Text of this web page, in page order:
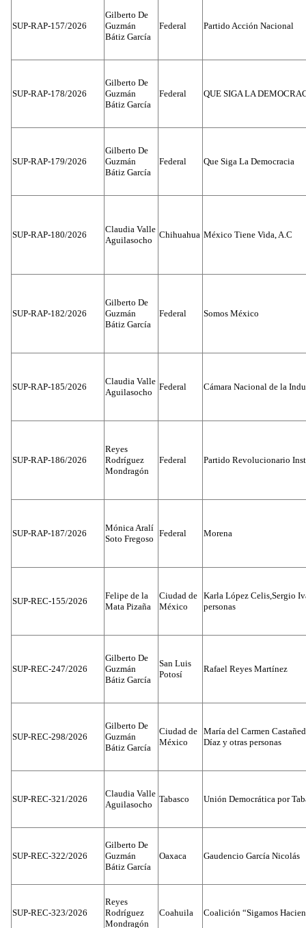
SUP-RAP-157/2026
Gilberto De
Guzmán
Bátiz García
Federal Partido Acción Nacional
SUP-RAP-178/2026
Gilberto De
Guzmán
Bátiz García
Federal QUE SIGA LA
SUP-RAP-179/2026
Gilberto De
Guzmán
Bátiz García
Federal Que Siga La Democracia
SUP-RAP-180/2026
Claudia Valle
Aguilasocho
Chihuahua México Tiene Vida, A.C
SUP-RAP-182/2026
Gilberto De
Guzmán
Bátiz García
Federal Somos México
SUP-RAP-185/2026
Claudia Valle
Aguilasocho
Federal Cámara Nacional de la
SUP-RAP-186/2026
Reyes
Rodríguez
Mondragón
Federal Partido Revolucionario
SUP-RAP-187/2026
Mónica Aralí
Soto Fregoso
Federal Morena
SUP-REC-155/2026
Felipe de la
Mata Pizaña
Ciudad de
México
Karla López Celis,Sergio
personas
SUP-REC-247/2026
Gilberto De
Guzmán
Bátiz García
San Luis
Potosí
Rafael Reyes Martínez
SUP-REC-298/2026
Gilberto De
Guzmán
Bátiz García
Ciudad de
México
María del Carmen
Díaz y otras personas
SUP-REC-321/2026
Claudia Valle
Aguilasocho
Tabasco Unión Democrática por
SUP-REC-322/2026
Gilberto De
Guzmán
Bátiz García
Oaxaca Gaudencio García Nicolás
SUP-REC-323/2026
Reyes
Rodríguez
Mondragón
Coahuila Coalición “Sigamos